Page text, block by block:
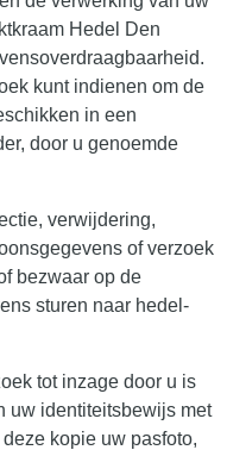
Hedel Den
kunt indienen om de
in een
door u genoemde
verwijdering,
of verzoek
bezwaar op de
sturen naar hedel-
tot inzage door u is
uw identiteitsbewijs met
kopie uw pasfoto,